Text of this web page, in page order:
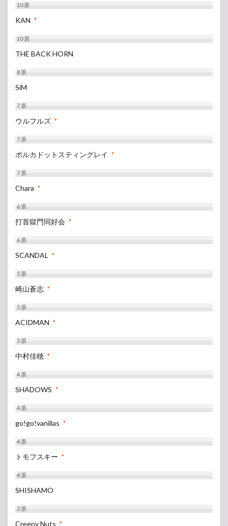
10票
KAN *
10票
THE BACK HORN
8票
SiM
7票
ウルフルズ *
7票
ポルカドットスティングレイ *
7票
Chara *
6票
打首獄門同好会 *
6票
SCANDAL *
5票
崎山蒼志 *
5票
ACIDMAN *
5票
中村佳穂 *
4票
SHADOWS *
4票
go!go!vanillas *
4票
トモフスキー *
4票
SHISHAMO
3票
Creepy Nuts *